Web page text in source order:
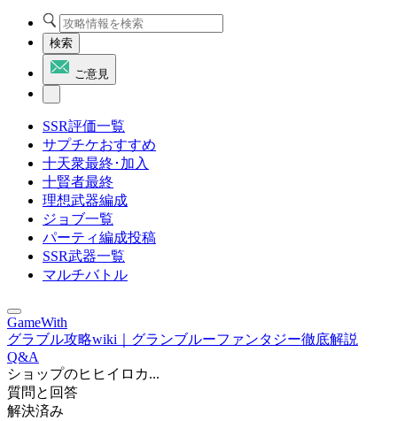
検索
ご意見
SSR評価一覧
サプチケおすすめ
十天衆最終･加入
十賢者最終
理想武器編成
ジョブ一覧
パーティ編成投稿
SSR武器一覧
マルチバトル
GameWith
グラブル攻略wiki｜グランブルーファンタジー徹底解説
Q&A
ショップのヒヒイロカ...
質問と回答
解決済み